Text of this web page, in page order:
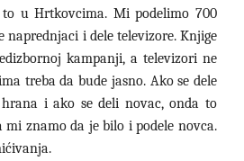
u Hrtkovcima. Mi podelimo 700
naprednjaci i dele televizore. Knjige
kampanji, a televizori ne
treba da bude jasno. Ako se dele
i ako se deli novac, onda to
znamo da je bilo i podele novca.